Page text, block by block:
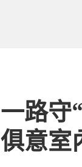
一路守
俱意室